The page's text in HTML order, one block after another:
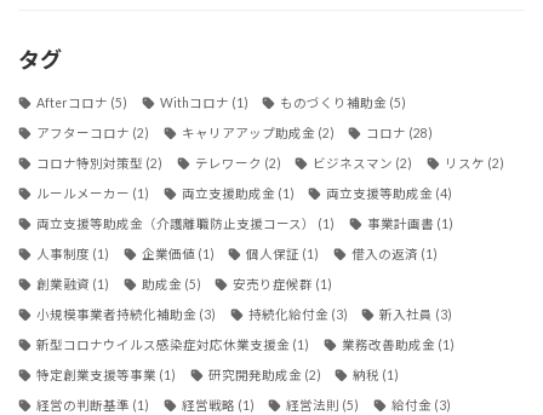
タグ
Afterコロナ (5) Withコロナ (1) ものづくり補助金 (5)
アフターコロナ (2) キャリアアップ助成金 (2) コロナ (28)
コロナ特別対策型 (2) テレワーク (2) ビジネスマン (2) リスケ (2)
ルールメーカー (1) 両立支援助成金 (1) 両立支援等助成金 (4)
両立支援等助成金（介護離職防止支援コース） (1) 事業計画書 (1)
人事制度 (1) 企業価値(1) 個人保証 (1) 借入の返済 (1)
創業融資 (1) 助成金 (5) 安売り症候群 (1)
小規模事業者持続化補助金 (3) 持続化給付金 (3) 新入社員 (3)
新型コロナウイルス感染症対応休業支援金 (1) 業務改善助成金 (1)
特定創業支援等事業 (1) 研究開発助成金 (2) 納税 (1)
経営の判断基準 (1) 経営戦略 (1) 経営法則 (5) 給付金 (3)